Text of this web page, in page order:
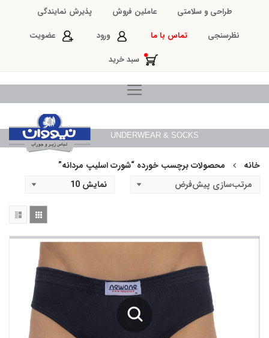
طراحی و سلامتی عاملین فروش
پذیرش نمایندگی
نظرسنجی
تماس با ما ورود
عضویت
سبد خرید
UNDERWEAR & SOCKS
خانه محصولات برچسب خورده “شورت اسلیپ مردانه”